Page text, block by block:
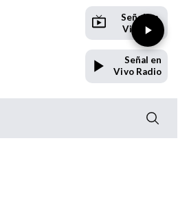
Señal en
Vivo TV
Señal en
Vivo Radio